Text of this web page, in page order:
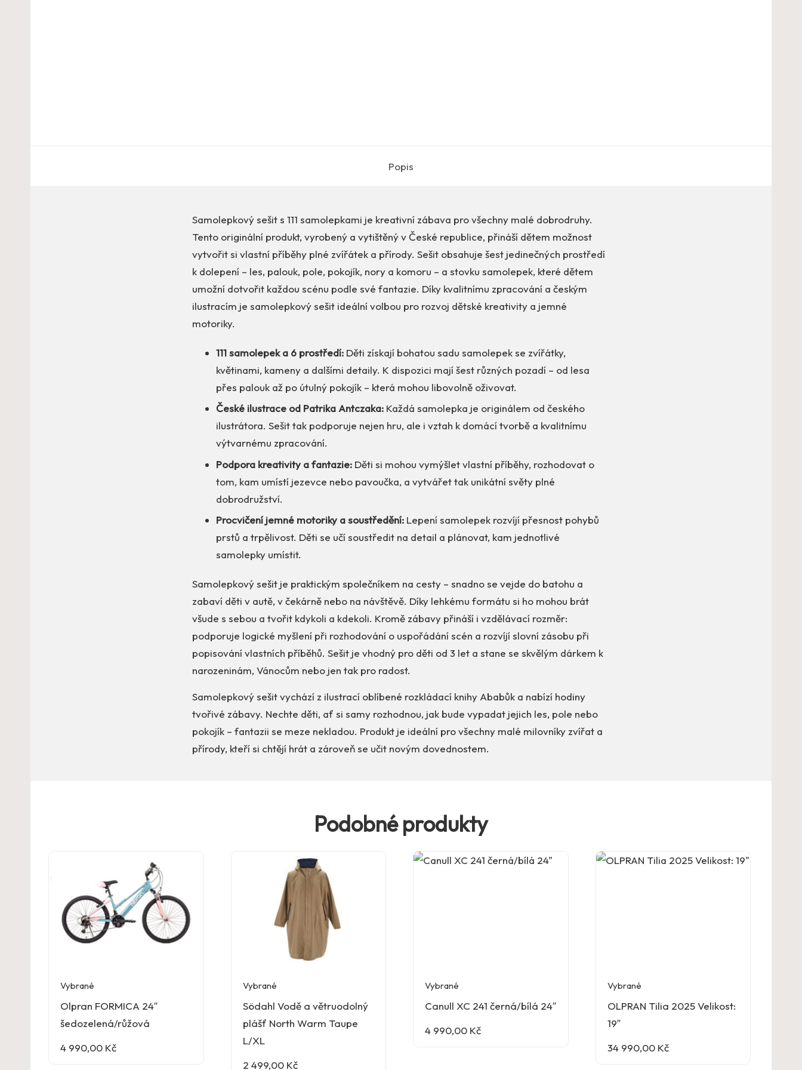
Popis
Samolepkový sešit s 111 samolepkami je kreativní zábava pro všechny malé dobrodruhy.
Tento originální produkt, vyrobený a vytištěný v České republice, přináší dětem možnost
vytvořit si vlastní příběhy plné zvířátek a přírody. Sešit obsahuje šest jedinečných prostředí
k dolepení – les, palouk, pole, pokojík, nory a komoru – a stovku samolepek, které dětem
umožní dotvořit každou scénu podle své fantazie. Díky kvalitnímu zpracování a českým
ilustracím je samolepkový sešit ideální volbou pro rozvoj dětské kreativity a jemné
motoriky.
111 samolepek a 6 prostředí: Děti získají bohatou sadu samolepek se zvířátky,
květinami, kameny a dalšími detaily. K dispozici mají šest různých pozadí – od lesa
přes palouk až po útulný pokojík – která mohou libovolně oživovat.
České ilustrace od Patrika Antczaka: Každá samolepka je originálem od českého
ilustrátora. Sešit tak podporuje nejen hru, ale i vztah k domácí tvorbě a kvalitnímu
výtvarnému zpracování.
Podpora kreativity a fantazie: Děti si mohou vymýšlet vlastní příběhy, rozhodovat o
tom, kam umístí jezevce nebo pavoučka, a vytvářet tak unikátní světy plné
dobrodružství.
Procvičení jemné motoriky a soustředění: Lepení samolepek rozvíjí přesnost pohybů
prstů a trpělivost. Děti se učí soustředit na detail a plánovat, kam jednotlivé
samolepky umístit.
Samolepkový sešit je praktickým společníkem na cesty – snadno se vejde do batohu a
zabaví děti v autě, v čekárně nebo na návštěvě. Díky lehkému formátu si ho mohou brát
všude s sebou a tvořit kdykoli a kdekoli. Kromě zábavy přináší i vzdělávací rozměr:
podporuje logické myšlení při rozhodování o uspořádání scén a rozvíjí slovní zásobu při
popisování vlastních příběhů. Sešit je vhodný pro děti od 3 let a stane se skvělým dárkem k
narozeninám, Vánocům nebo jen tak pro radost.
Samolepkový sešit vychází z ilustrací oblíbené rozkládací knihy Ababůk a nabízí hodiny
tvořivé zábavy. Nechte děti, ať si samy rozhodnou, jak bude vypadat jejich les, pole nebo
pokojík – fantazii se meze nekladou. Produkt je ideální pro všechny malé milovníky zvířat a
přírody, kteří si chtějí hrát a zároveň se učit novým dovednostem.
Podobné produkty
Vybrané
Olpran FORMICA 24″
šedozelená/růžová
4 990,00 Kč
Vybrané
Södahl Vodě a větruodolný
plášť North Warm Taupe
L/XL
2 499,00 Kč
Vybrané
Canull XC 241 černá/bílá 24″
4 990,00 Kč
Vybrané
OLPRAN Tilia 2025 Velikost:
19″
34 990,00 Kč